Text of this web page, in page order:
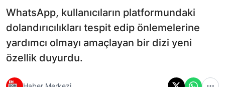
WhatsApp, kullanıcıların platformundaki
dolandırıcılıkları tespit edip önlemelerine
yardımcı olmayı amaçlayan bir dizi yeni
özellik duyurdu.